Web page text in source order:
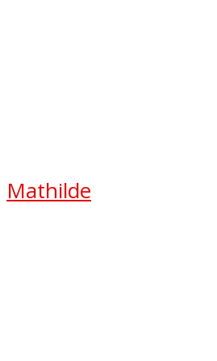
Mathilde